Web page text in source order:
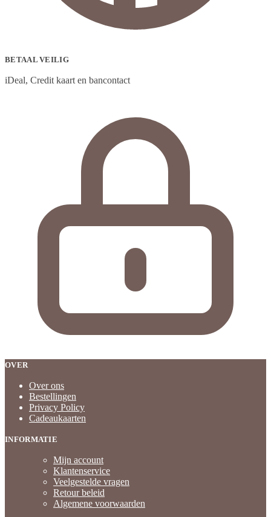
BETAAL VEILIG
iDeal, Credit kaart en bancontact
OVER
Over ons
Bestellingen
Privacy Policy
Cadeaukaarten
INFORMATIE
Mijn account
Klantenservice
Veelgestelde vragen
Retour beleid
Algemene voorwaarden